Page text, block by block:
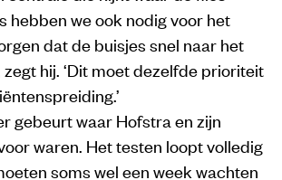
hebben we ook nodig voor het
dat de buisjes snel naar het
zegt hij. ‘Dit moet dezelfde prioriteit
gebeurt waar Hofstra en zijn
waren. Het testen loopt volledig
soms wel een week wachten